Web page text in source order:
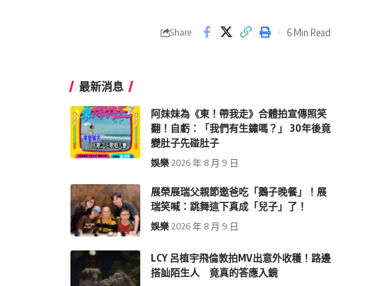
Share 6 Min Read
最新消息
阿妹妹為《東！帶我走》合體拍宣傳照笑
翻！自虧：「我們有生鏽嗎？」 30年後竟
變肚子先碰肚子
娛樂 2026 年 8 月 9 日
展榮展瑞父親節邀爸吃「鵝子晚餐」！展
瑞笑喊：跳舞這下真成「兒子」了！
娛樂 2026 年 8 月 9 日
LCY 呂植宇飛倫敦拍MV出意外收穫！路邊
搭訕陌生人 竟真的答應入鏡